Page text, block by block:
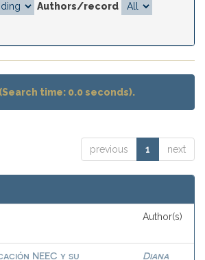
Authors/record
time: 0.0 seconds).
previous 1 next
Author(s)
NEEC y su
Diana